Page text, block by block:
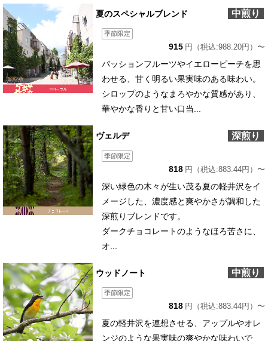
夏のスペシャルブレンド 中煎り
季節限定
915 円（税込:988.20円）〜
パッションフルーツやイエローピーチを思
わせる、甘く明るい果実味のある味わい。
シロップのようなまろやかな質感があり、
華やかな香りと甘い口当...
ヴェルデ 深煎り
季節限定
818 円（税込:883.44円）〜
深い緑色の木々が生い茂る夏の軽井沢をイ
メージした、濃度感と爽やかさが調和した
深煎りブレンドです。
ダークチョコレートのようなほろ苦さに、
オ...
ウッドノート 中煎り
季節限定
818 円（税込:883.44円）〜
夏の軽井沢を連想させる、アップルやオレ
ンジのような果実味の爽やかな味わいで